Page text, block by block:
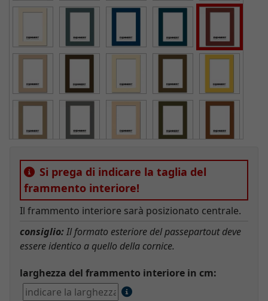
Si prega di indicare la taglia del
frammento interiore!
Il frammento interiore sarà posizionato centrale.
consiglio:Il formato esteriore del passepartout deve
essere identico a quello della cornice.
larghezza del frammento interiore in cm: